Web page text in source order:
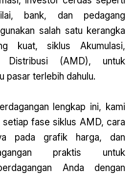
bank, dan pedagang
salah satu kerangka
kuat, siklus Akumulasi,
Distribusi (AMD), untuk
pasar terlebih dahulu.
lengkap ini, kami
setiap fase siklus AMD, cara
pada grafik harga, dan
praktis untuk
Anda dengan